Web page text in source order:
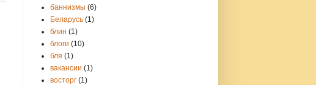
баннизмы (6)
Беларусь (1)
блин (1)
блоги (10)
бля (1)
вакансии (1)
восторг (1)